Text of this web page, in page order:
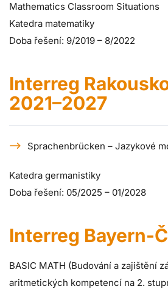
Mathematics Classroom Situations
Katedra matematiky
Doba řešení: 9/2019 – 8/2022
Interreg
2021–2027
Sprachenbrücken – Jazykové
Katedra germanistiky
Doba řešení: 05/2025 – 01/2028
Interreg Bayern-
BASIC MATH (Budování a zajištění
aritmetických kompetencí na 2.